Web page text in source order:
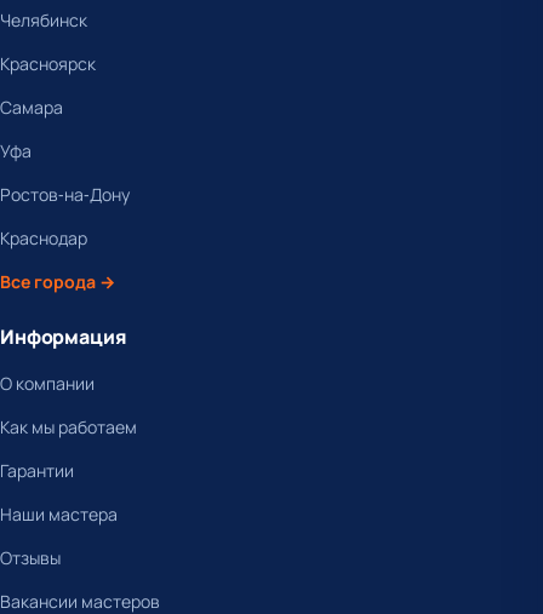
Челябинск
Красноярск
Самара
Уфа
Ростов-на-Дону
Краснодар
Все города →
Информация
О компании
Как мы работаем
Гарантии
Наши мастера
Отзывы
Вакансии мастеров